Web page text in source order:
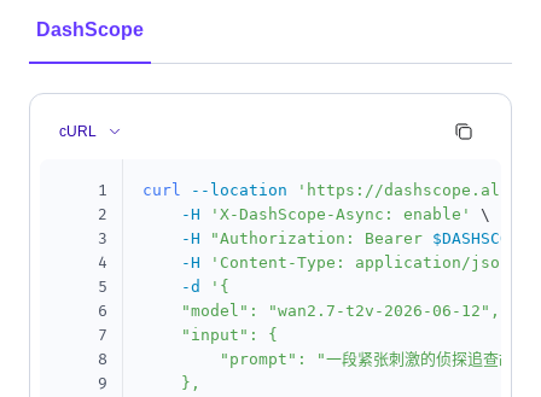
DashScope
cURL
1
2
3
4
5
6
7
8
9
curl --location
'https://
-H
'X-DashScope-Async: enable'
\
-H
"Authorization: Bearer
-H
'Content-Type: application/json'
-d
'{
    "model": "wan2.7-t2v-2026-06-12",
    "input": {
"prompt": "一段紧张刺激的侦探追查故事，
    },